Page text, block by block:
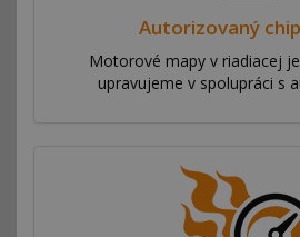
Autorizovaný
Motorové mapy v riadiacej
upravujeme v spolupráci s